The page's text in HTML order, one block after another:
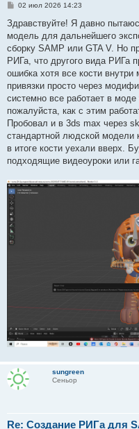
С
о
б
щ
е
и
е
02 июл 2026 14:23
Здравствуйте! Я давно
модель для дальнейшего
сборку SAMP или GTA V. Но
РИГа, что другого вида РИГа
ошибка хотя все кости
привязки просто через
системно все работает в
пожалуйста, как с этим
Пробовал и в 3ds max через
стандартной людской модели
в итоге кости уехали вверх.
подходящие видеоуроки или
sungreen
Сеньор
Re: Создание РИГа для